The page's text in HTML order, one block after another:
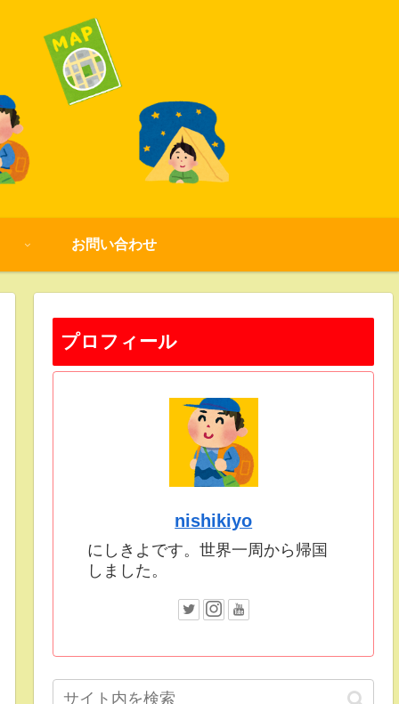
お問い合わせ
プロフィール
nishikiyo
にしきよです。世界一周から帰国
しました。